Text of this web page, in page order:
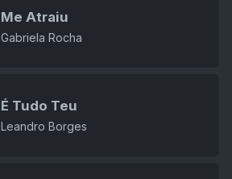
Me Atraiu
Gabriela Rocha
É Tudo Teu
Leandro Borges